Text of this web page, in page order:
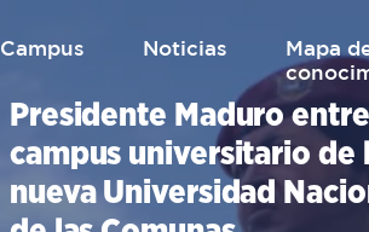
Campus Noticias
mapa de
Presidente Maduro
campus universitario de
nueva Universidad